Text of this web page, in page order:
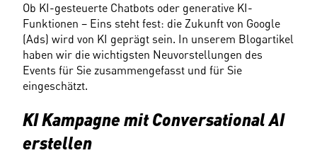
Ob KI-gesteuerte Chatbots oder generative KI-
Funktionen – Eins steht fest: die Zukunft von Google
(Ads) wird von KI geprägt sein. In unserem Blogartikel
haben wir die wichtigsten Neuvorstellungen des
Events für Sie zusammengefasst und für Sie
eingeschätzt.
KI Kampagne mit Conversational AI
erstellen